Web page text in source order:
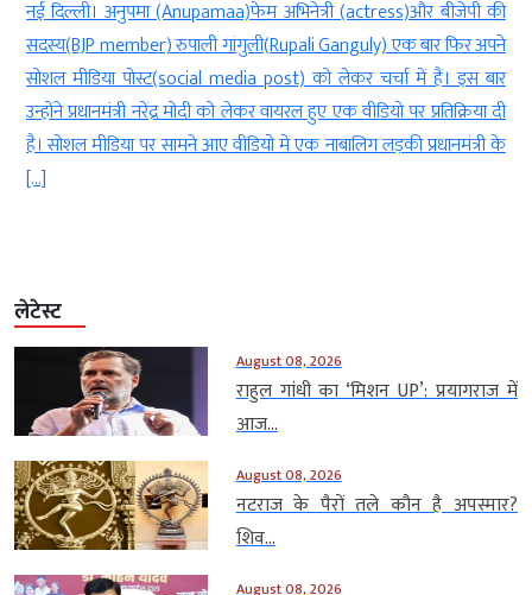
(Anupamaa)फेम अभिनेत्री (actress)और बीजेपी की
रुपाली गांगुली(Rupali Ganguly) एक बार फिर अपने
media post) को लेकर चर्चा में हैं। इस बार
मोदी को लेकर वायरल हुए एक वीडियो पर प्रतिक्रिया दी
सामने आए वीडियो में एक नाबालिग लड़की प्रधानमंत्री के
नई दिल्ली। सनी
बंटवारा(Bantwara)
प्रीति जिंटा (Preity
आएंगे। सनी और करण
फिल्म के प्रमोशन में
लेटेस्ट
August 08, 2026
राहुल गांधी का ‘मिशन UP’: प्रयागराज में
आज...
August 08, 2026
नटराज के पैरों तले कौन है अपस्मार?
शिव...
August 08, 2026